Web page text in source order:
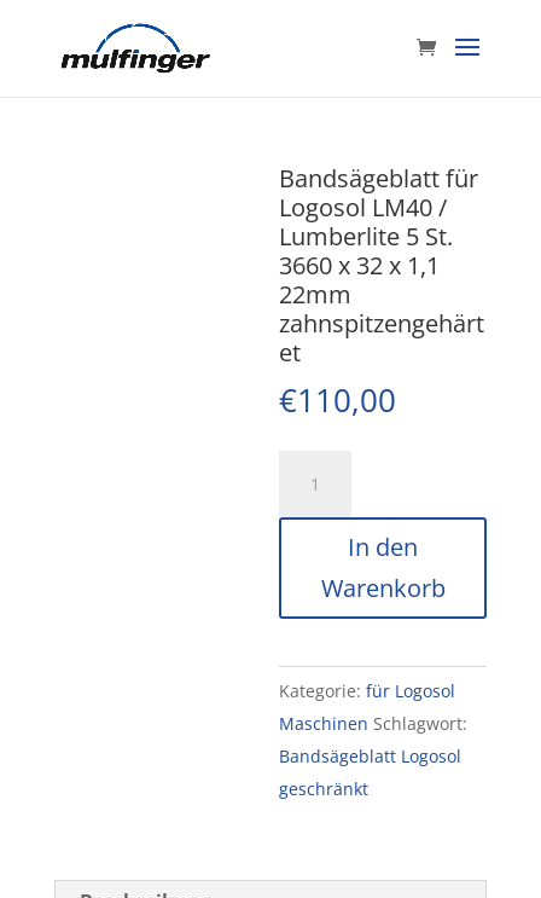
Bandsägeblatt für
Logosol LM40 /
Lumberlite 5 St.
3660 x 32 x 1,1
22mm
zahnspitzengehärt
et
€110,00
5
St.
3660
x
32
22mm
In den
Warenkorb
Kategorie:für Logosol
Maschinen Schlagwort:
Bandsägeblatt Logosol
geschränkt